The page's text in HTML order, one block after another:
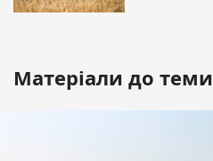
Матеріали до теми